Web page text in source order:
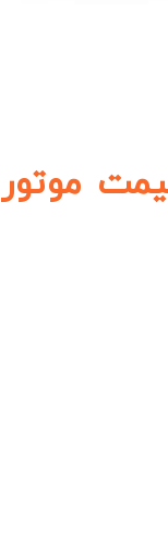
موتور